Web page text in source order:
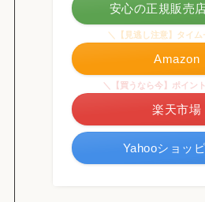
＼【見逃し注意】タイム
Amazon
＼【買うなら今】ポイン
楽天市場
Yahooショッ
安心の正規販売